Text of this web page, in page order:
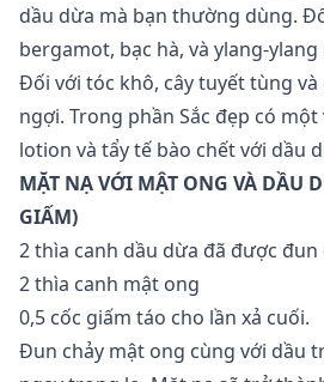
dầu dừa mà bạn thường dùng.
bergamot, bạc hà, và ylang-
Đối với tóc khô, cây tuyết tùng
ngợi. Trong phần Sắc đẹp có một
lotion và tẩy tế bào chết với dầu
MẶT NẠ VỚI MẬT ONG VÀ DẦU
GIẤM)
2 thìa canh dầu dừa đã được đun
2 thìa canh mật ong
0,5 cốc giấm táo cho lần xả cuối.
Đun chảy mật ong cùng với dầu